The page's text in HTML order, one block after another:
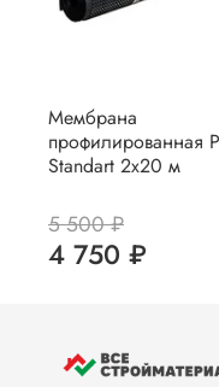
Мембрана
профилированная
Standart 2х20 м
5 500 ₽
4 750 ₽